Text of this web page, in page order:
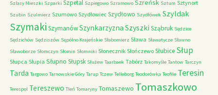
Szlasy Mieszki Szparki Szpetal Szpiegowo Szramowo Szreńsk Sztum Sztynort
Szubin Szulmierz Szumowo Szydłowiec Szydłowo Szydłówek Szyldak
Szymaki SzymanówSzynkarzyzna Szyszki Sząbruk Sędzice
Sędzichów Sędziszów Sępólno Krajeńskie Słabomierz Sława Sławatycze Sławno
Sławoborze Słomczyn Słomin Słomniki Słonecznik Słończewo Słubice Słup
Słupca Słupia Słupno Słupsk Służew Taarbaek Tabórz Takomyśle Tantow Tarczyn
Tarda Targowo Tarnowskie Góry Tarup Tczew Telleborg Teodorówka Teofile Teresin
Terespol Tereszewo Tleń Tomaryny Tomaszewo Tomaszkowo